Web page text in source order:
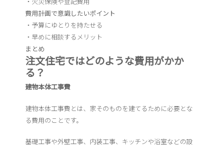
費用計画で意識したいポイント
・予算にゆとりを持たせる
・早めに相談するメリット
まとめ
注文住宅ではどのような費用がかか
る？
建物本体工事費
建物本体工事費とは、家そのものを建てるために必要とな
る費用のことです。
基礎工事や外壁工事、内装工事、キッチンや浴室などの設